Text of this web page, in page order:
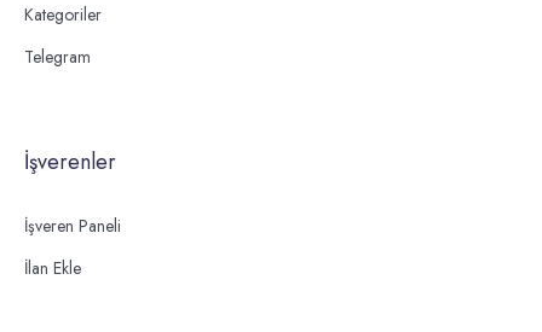
Kategoriler
Telegram
İşverenler
İşveren Paneli
İlan Ekle